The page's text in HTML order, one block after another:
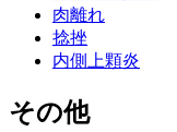
肉離れ
捻挫
内側上顆炎
その他